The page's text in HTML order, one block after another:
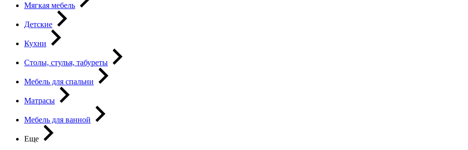
Мягкая мебель
Детские
Кухни
Столы, стулья, табуреты
Мебель для спальни
Матрасы
Мебель для ванной
Еще